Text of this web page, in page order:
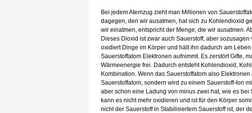
Bei jedem Atemzug zieht man Millionen von
dagegen, den wir ausatmen, hat sich zu Kohlendioxid
wir einatmen, entspricht der Menge, die wir ausatmen.
Dieses Dioxid ist zwar auch Sauerstoff, aber
oxidiert Dinge im Körper und hält ihn dadurch am
Sauerstoffatom Elektronen aufnimmt. Es zerstört Gifte,
Wärmeenergie frei. Dadurch entsteht Kohlendioxid,
Kombination. Wenn das Sauerstoffatom also
Sauerstoffatom, sondern wird zu einem Sauerstoff-Ion
aber schon eine Ladung von minus zwei hat, wie es bei
kann es nicht mehr oxidieren und ist für den Körper
nicht der Sauerstoff in Stabilisiertem Sauerstoff ist, der